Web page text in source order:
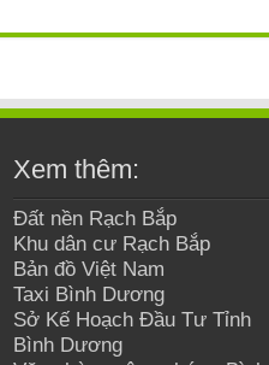
Xem thêm:
Đất nền Rạch Bắp
Khu dân cư Rạch Bắp
Bản đồ Việt Nam
Taxi Bình Dương
Sở Kế Hoạch Đầu Tư Tỉnh
Bình Dương